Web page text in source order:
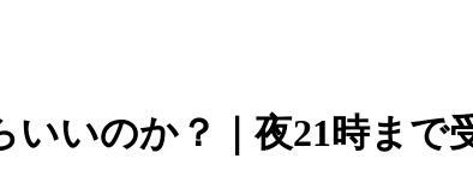
いのか？｜夜21時まで